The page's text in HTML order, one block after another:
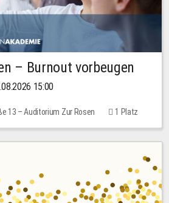
– Burnout vorbeugen
15:00
13 – Auditorium Zur Rosen
1 Platz